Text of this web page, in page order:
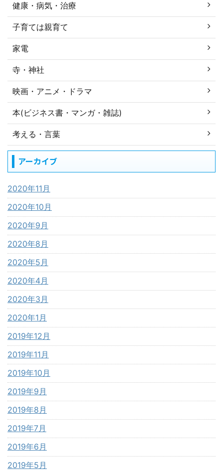
健康・病気・治療
子育ては親育て
家電
寺・神社
映画・アニメ・ドラマ
本(ビジネス書・マンガ・雑誌)
考える・言葉
アーカイブ
2020年11月
2020年10月
2020年9月
2020年8月
2020年5月
2020年4月
2020年3月
2020年1月
2019年12月
2019年11月
2019年10月
2019年9月
2019年8月
2019年7月
2019年6月
2019年5月